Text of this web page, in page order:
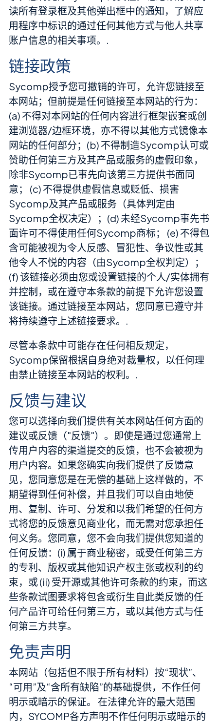
读所有登录框及其他弹出框中的通知，了解应
用程序中标识的通过任何其他方式与他人共享
账户信息的相关事项。.
链接政策
Sycomp授予您可撤销的许可，允许您链接至
本网站；但前提是任何链接至本网站的行为：
(a) 不得对本网站的任何内容进行框架嵌套或创
建浏览器/边框环境，亦不得以其他方式镜像本
网站的任何部分；(b) 不得制造Sycomp认可或
赞助任何第三方及其产品或服务的虚假印象，
除非Sycomp已事先向该第三方提供书面同
意； (c) 不得提供虚假信息或贬低、损害
Sycomp及其产品或服务（具体判定由
Sycomp全权决定）；(d) 未经Sycomp事先书
面许可不得使用任何Sycomp商标； (e) 不得包
含可能被视为令人反感、冒犯性、争议性或其
他令人不悦的内容（由Sycomp全权判定）；
(f) 该链接必须由您或设置链接的个人/实体拥有
并控制，或在遵守本条款的前提下允许您设置
该链接。通过链接至本网站，您同意已遵守并
将持续遵守上述链接要求。.
尽管本条款中可能存在任何相反规定，
Sycomp保留根据自身绝对裁量权，以任何理
由禁止链接至本网站的权利。.
反馈与建议
您可以选择向我们提供有关本网站任何方面的
建议或反馈（"反馈"）。即使是通过您通常上
传用户内容的渠道提交的反馈，也不会被视为
用户内容。如果您确实向我们提供了反馈意
见，您同意您是在无偿的基础上这样做的，不
期望得到任何补偿，并且我们可以自由地使
用、复制、许可、分发和以我们希望的任何方
式将您的反馈意见商业化，而无需对您承担任
何义务。您同意，您不会向我们提供您知道的
任何反馈：(i) 属于商业秘密，或受任何第三方
的专利、版权或其他知识产权主张或权利的约
束，或 (ii) 受开源或其他许可条款的约束，而这
些条款试图要求将包含或衍生自此类反馈的任
何产品许可给任何第三方，或以其他方式与任
何第三方共享。
免责声明
本网站（包括但不限于所有材料）按“现状”、
“可用”及“含所有缺陷”的基础提供，不作任何
明示或暗示的保证。 在法律允许的最大范围
内，SYCOMP各方声明不作任何明示或暗示的